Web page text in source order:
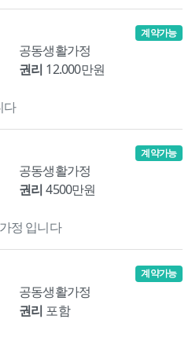
공동생활가정
권리 12.000만원
계약가능
다
공동생활가정
권리 4500만원
계약가능
정 입니다
공동생활가정
권리 포함
계약가능